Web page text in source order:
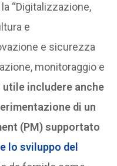
“Digitalizzazione,
e
e sicurezza
monitoraggio e
includere anche
di un
(PM) supportato
lo sviluppo del